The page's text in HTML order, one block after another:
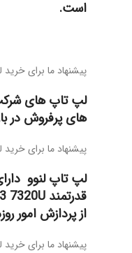
است.
پیشنهاد ما برای
های پرفروش در
پیشنهاد ما برای
لپ تاپ لنوو
قدرتمند 7320U
از پردازش امور
پیشنهاد ما برای